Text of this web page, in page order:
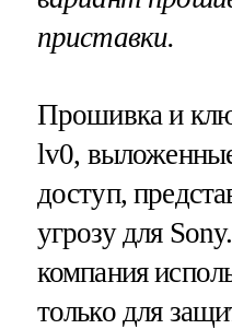
приставки.
Прошивка и
lv0,
доступ,
угрозу для
компания
только для